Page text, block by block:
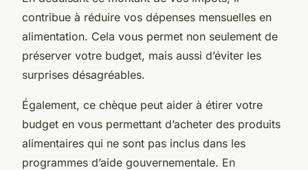
contribue à réduire vos dépenses mensuelles en
alimentation. Cela vous permet non seulement de
préserver votre budget, mais aussi d’éviter les
surprises désagréables.
Également, ce chèque peut aider à étirer votre
budget en vous permettant d’acheter des produits
alimentaires qui ne sont pas inclus dans les
programmes d’aide gouvernementale. En